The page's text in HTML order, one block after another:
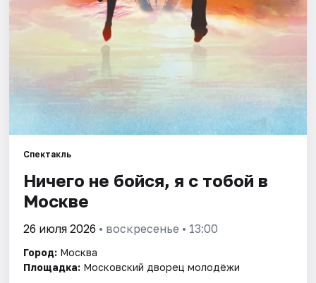
Рейтинги
Спектакль
Ничего не бойся, я с тобой в
Москве
26 июля 2026 • воскресенье • 13:00
Город: Москва
Площадка: Московский дворец молодёжи